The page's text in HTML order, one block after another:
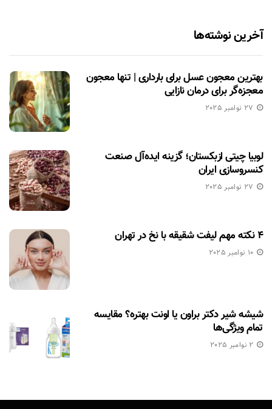
آخرین نوشته‌ها
بهترین معجون عسل برای بارداری | تنها معجون
معجزه‌گر برای درمان نازایی
27 نوامبر 2025
لوبیا چیتی ازبکستان؛ گزینه ایده‌آل صنعت
کنسروسازی ایران
27 نوامبر 2025
۴ نکته مهم لیفت شقیقه با نخ در تهران
10 نوامبر 2025
شیشه شیر دکتر براون یا اونت بهتره؟ مقایسه
تمام ویژگی‌ها
2 نوامبر 2025